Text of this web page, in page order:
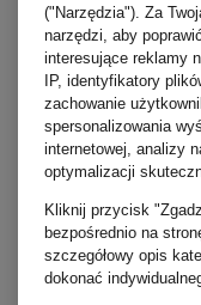
Dolce
("Narzędzia"). Za
narzędzi, aby
interesujące reklamy
IP, identyfikatory
zachowanie
spersonalizowania
internetowej, analizy
optymalizacji
Kliknij przycisk
bezpośrednio na
szczegółowy opis
dokonać